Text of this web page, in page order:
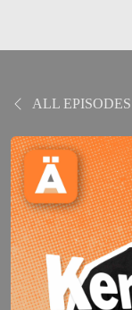
ALL EPISODES